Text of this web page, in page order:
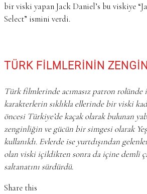
bir viski yapan Jack Daniel’s bu viskiye
Select” ismini verdi.
TÜRK FİLMLERİNİN
Türk filmlerinde acımasız patron
karakterlerin sıklıkla ellerinde bir viski
öncesi Türkiye’de kaçak olarak bulunan
zenginliğin ve gücün bir simgesi olarak
kullanıldı. Evlerde ise yurtdışından
olan viski içildikten sonra da içine demli
saltanatını sürdürdü.
Share this